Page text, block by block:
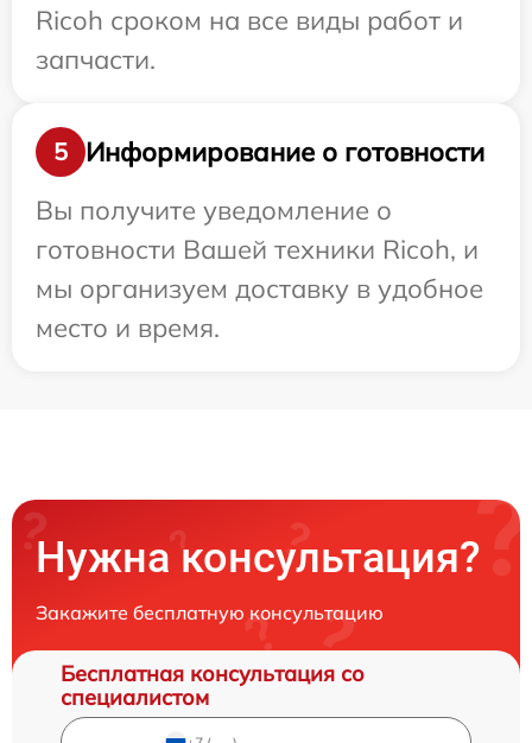
Ricoh сроком на все виды работ и
запчасти.
5
Информирование о готовности
Вы получите уведомление о
готовности Вашей техники Ricoh, и
мы организуем доставку в удобное
место и время.
Нужна консультация?
Закажите бесплатную консультацию
Бесплатная консультация со
специалистом